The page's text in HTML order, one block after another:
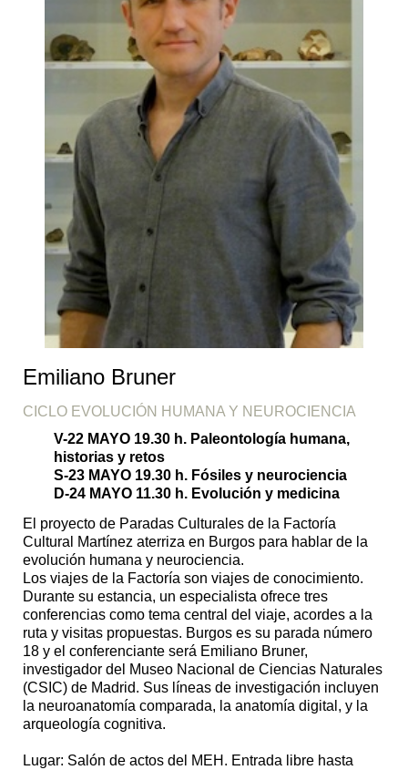
Emiliano Bruner
CICLO EVOLUCIÓN HUMANA Y NEUROCIENCIA
V-22 MAYO 19.30 h. Paleontología humana,
historias y retos
S-23 MAYO 19.30 h. Fósiles y neurociencia
D-24 MAYO 11.30 h. Evolución y medicina
El proyecto de Paradas Culturales de la Factoría
Cultural Martínez aterriza en Burgos para hablar de la
evolución humana y neurociencia.
Los viajes de la Factoría son viajes de conocimiento.
Durante su estancia, un especialista ofrece tres
conferencias como tema central del viaje, acordes a la
ruta y visitas propuestas. Burgos es su parada número
18 y el conferenciante será Emiliano Bruner,
investigador del Museo Nacional de Ciencias Naturales
(CSIC) de Madrid. Sus líneas de investigación incluyen
la neuroanatomía comparada, la anatomía digital, y la
arqueología cognitiva.
Lugar: Salón de actos del MEH. Entrada libre hasta